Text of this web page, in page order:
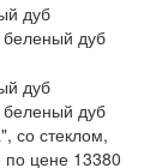
дуб
беленый дуб
дуб
беленый дуб
со стеклом,
по цене 13380